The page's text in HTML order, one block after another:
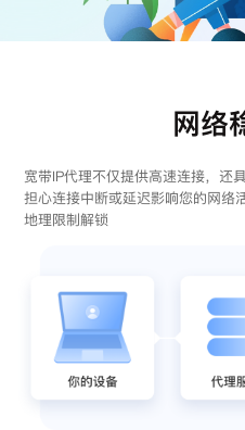
网络
宽带IP代理不仅提供高速连接，还
担心连接中断或延迟影响您的网络
地理限制解锁